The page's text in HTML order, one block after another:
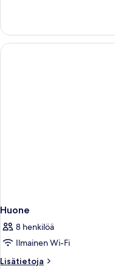
Huone
8 henkilöä
Ilmainen Wi-Fi
Lisätietoja
Lisätietoja